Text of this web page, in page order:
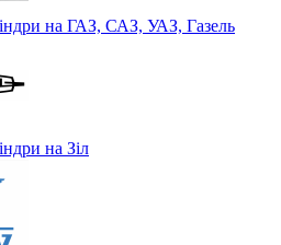
на ГАЗ, САЗ, УАЗ, Газель
на Зіл